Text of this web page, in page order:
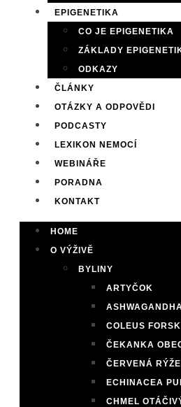
EPIGENETIKA
CO JE EPIGENETIKA
ZÁKLADY
ODKAZY
ČLÁNKY
OTÁZKY A ODPOVĚDI
PODCASTY
LEXIKON NEMOCÍ
WEBINÁŘE
PORADNA
KONTAKT
HOME
O VÝŽIVĚ
BYLINY
ARTYČOK
COLEUS
ČEKANKA
ČERVENÁ RÝŽE
ECHINACEA
CHMEL